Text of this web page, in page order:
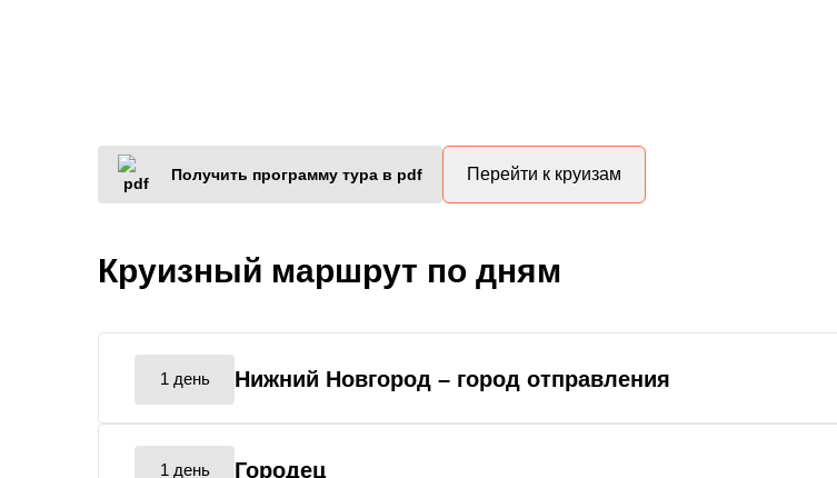
Получить программу тура в pdf Перейти к круизам
Круизный маршрут по дням
1 день Нижний Новгород – город отправления
1 день Городец